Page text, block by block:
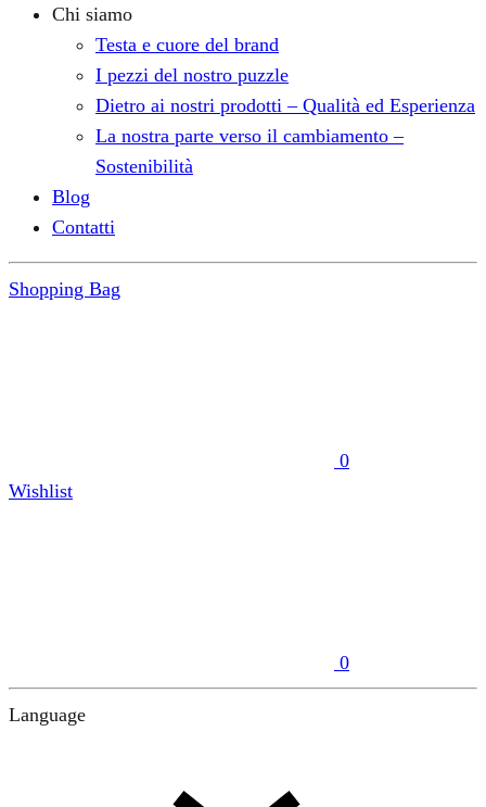
Chi siamo
Testa e cuore del brand
I pezzi del nostro puzzle
Dietro ai nostri prodotti – Qualità ed Esperienza
La nostra parte verso il cambiamento –
Sostenibilità
Blog
Contatti
Shopping Bag
0
Wishlist
0
Language